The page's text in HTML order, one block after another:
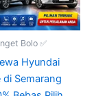
Bolo ✅
Hyundai
di Semarang